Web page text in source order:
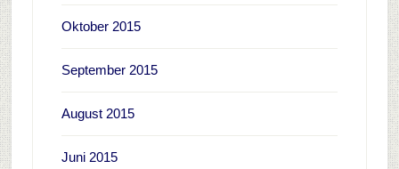
Oktober 2015
September 2015
August 2015
Juni 2015